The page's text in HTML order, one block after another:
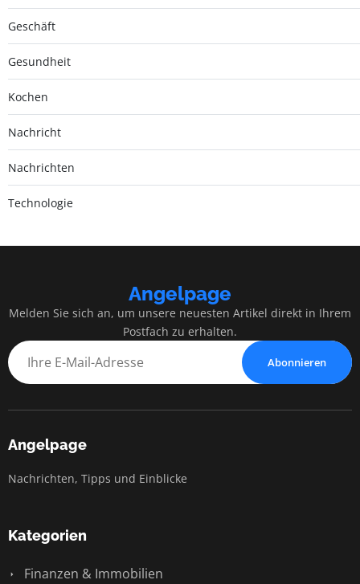
Geschäft
Gesundheit
Kochen
Nachricht
Nachrichten
Technologie
Angelpage
Melden Sie sich an, um unsere neuesten Artikel direkt in Ihrem
Postfach zu erhalten.
Abonnieren
Angelpage
Nachrichten, Tipps und Einblicke
Kategorien
Finanzen & Immobilien